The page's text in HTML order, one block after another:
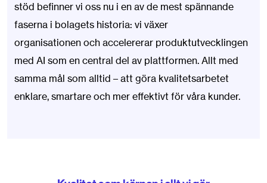
stöd befinner vi oss nu i en av de mest spännande
faserna i bolagets historia: vi växer
organisationen och accelererar produktutvecklingen
med AI som en central del av plattformen. Allt med
samma mål som alltid – att göra kvalitetsarbetet
enklare, smartare och mer effektivt för våra kunder.